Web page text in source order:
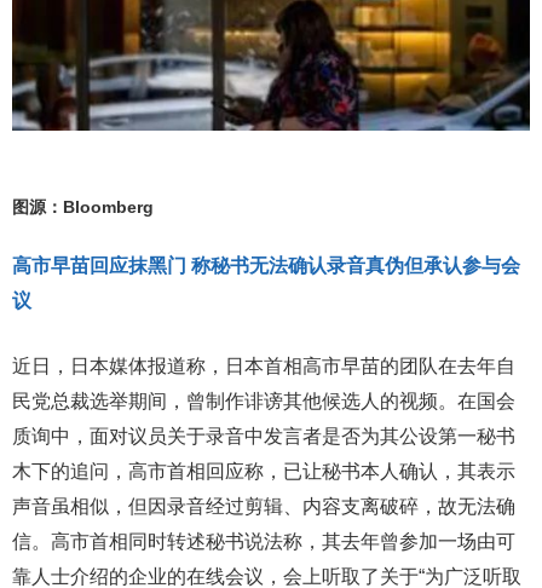
图源：Bloomberg
高市早苗回应抹黑门 称秘书无法确认录音真伪但承认参与会
议
近日，日本媒体报道称，日本首相高市早苗的团队在去年自
民党总裁选举期间，曾制作诽谤其他候选人的视频。在国会
质询中，面对议员关于录音中发言者是否为其公设第一秘书
木下的追问，高市首相回应称，已让秘书本人确认，其表示
声音虽相似，但因录音经过剪辑、内容支离破碎，故无法确
信。高市首相同时转述秘书说法称，其去年曾参加一场由可
靠人士介绍的企业的在线会议，会上听取了关于“为广泛听取